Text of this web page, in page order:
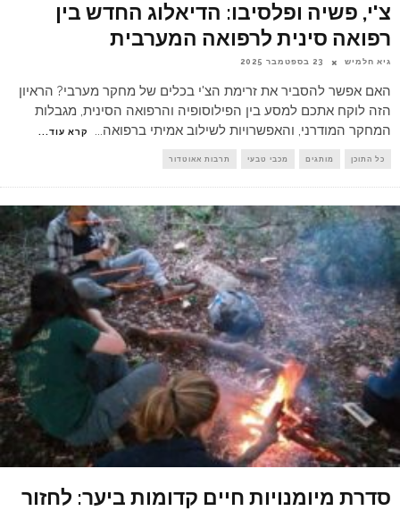
צ'י, פשיה ופלסיבו: הדיאלוג החדש בין
רפואה סינית לרפואה המערבית
גיא חלמיש 23 בספטמבר 2025
האם אפשר להסביר את זרימת הצ'י בכלים של מחקר מערבי? הראיון
הזה לוקח אתכם למסע בין הפילוסופיה והרפואה הסינית, מגבלות
המחקר המודרני, והאפשרויות לשילוב אמיתי ברפואה... קרא עוד...
כל התוכן מותגים מכבי טבעי תרבות אאוטדור
סדרת מיומנויות חיים קדומות ביער: לחזור